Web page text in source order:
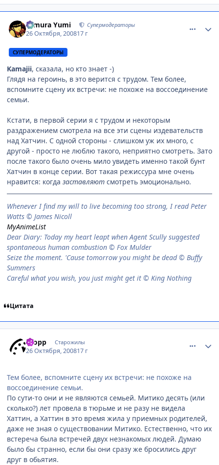
Himura Yumi Супермодераторы
26 Октября, 200817 г
СУПЕРМОДЕРАТОРЫ
Kamajii, сказала, но кто знает -)
Глядя на героинь, в это верится с трудом. Тем более,
вспомните сцену их встречи: не похоже на воссоединение
семьи.
Кстати, в первой серии я с трудом и некоторым
раздражением смотрела на все эти сцены издевательств
над Хатчин. С одной стороны - слишком уж их много, с
другой - просто не люблю такого, неприятно смотреть. Зато
после такого было очень мило увидеть именно такой бунт
Хатчин в конце серии. Вот такая режиссура мне очень
нравится: когда заставляют смотреть эмоционально.
When­ever I find my will to live be­com­ing too strong, I read Peter
Watts © James Nicoll
MyAnimeList
Dear Diary: Today my heart leapt when Agent Scully suggested
spontaneous human combustion © Fox Mulder
Seize the moment. 'Cause tomorrow you might be dead © Buffy
Summers
Careful what you wish, you just might get it © King Nothing
Цитата
Propp Старожилы
26 Октября, 200817 г
Тем более, вспомните сцену их встречи: не похоже на
воссоединение семьи.
По сути-то они и не являются семьей. Митико десять (или
сколько?) лет провела в тюрьме и не разу не видела
Хаттин, а Хаттин в это время жила у приемных родителей,
даже не зная о существовании Митико. Естественно, что их
встереча была встречей двух незнакомых людей. Думаю
было бы странно, если бы они сразу же бросились друг
друг в обьятия.